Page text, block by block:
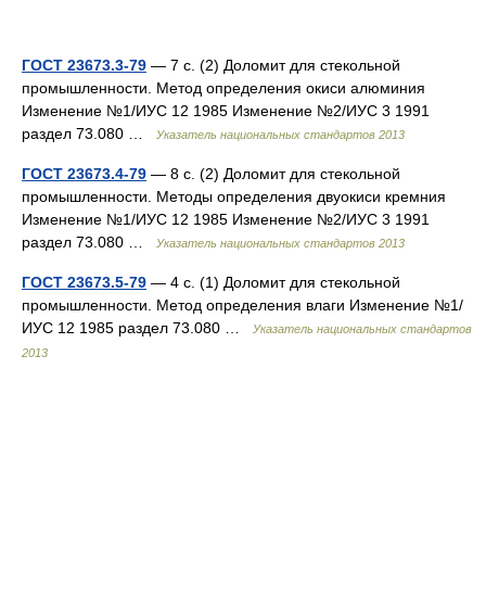
ГОСТ 23673.3-79 — 7 с. (2) Доломит для стекольной
промышленности. Метод определения окиси алюминия
Изменение №1/ИУС 12 1985 Изменение №2/ИУС 3 1991
раздел 73.080 …
Указатель национальных стандартов 2013
ГОСТ 23673.4-79 — 8 с. (2) Доломит для стекольной
промышленности. Методы определения двуокиси кремния
Изменение №1/ИУС 12 1985 Изменение №2/ИУС 3 1991
раздел 73.080 …
Указатель национальных стандартов 2013
ГОСТ 23673.5-79 — 4 с. (1) Доломит для стекольной
промышленности. Метод определения влаги Изменение №1/
ИУС 12 1985 раздел 73.080 …
Указатель национальных стандартов
2013